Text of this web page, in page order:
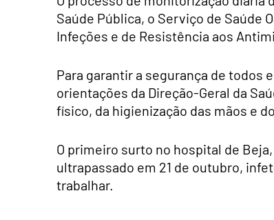
Saúde Pública, o Serviço de Saúde
Infeções e de Resistência aos
Para garantir a segurança de todos
orientações da Direção-Geral da
físico, da higienização das mãos e
O primeiro surto no hospital de
ultrapassado em 21 de outubro,
trabalhar.